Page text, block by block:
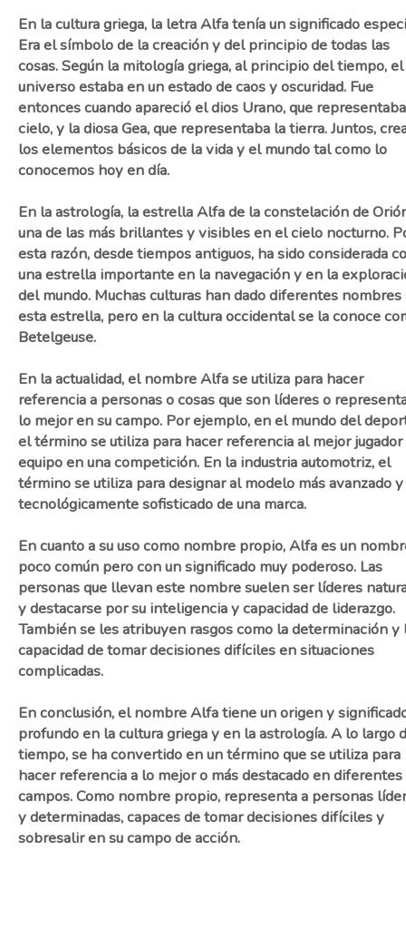
En la cultura griega, la letra Alfa tenía un significado
Era el símbolo de la creación y del principio de todas las
cosas. Según la mitología griega, al principio del tiempo, el
universo estaba en un estado de caos y oscuridad. Fue
entonces cuando apareció el dios Urano, que
cielo, y la diosa Gea, que representaba la tierra. Juntos,
los elementos básicos de la vida y el mundo tal como lo
conocemos hoy en día.
En la astrología, la estrella Alfa de la constelación de
una de las más brillantes y visibles en el cielo nocturno.
esta razón, desde tiempos antiguos, ha sido considerada
una estrella importante en la navegación y en la
del mundo. Muchas culturas han dado diferentes nombres
esta estrella, pero en la cultura occidental se la conoce
Betelgeuse.
En la actualidad, el nombre Alfa se utiliza para hacer
referencia a personas o cosas que son líderes o
lo mejor en su campo. Por ejemplo, en el mundo del
el término se utiliza para hacer referencia al mejor jugador
equipo en una competición. En la industria automotriz, el
término se utiliza para designar al modelo más avanzado y
tecnológicamente sofisticado de una marca.
En cuanto a su uso como nombre propio, Alfa es un
poco común pero con un significado muy poderoso. Las
personas que llevan este nombre suelen ser líderes
y destacarse por su inteligencia y capacidad de liderazgo.
También se les atribuyen rasgos como la determinación y
capacidad de tomar decisiones difíciles en situaciones
complicadas.
En conclusión, el nombre Alfa tiene un origen y
profundo en la cultura griega y en la astrología. A lo largo
tiempo, se ha convertido en un término que se utiliza para
hacer referencia a lo mejor o más destacado en diferentes
campos. Como nombre propio, representa a personas
y determinadas, capaces de tomar decisiones difíciles y
sobresalir en su campo de acción.